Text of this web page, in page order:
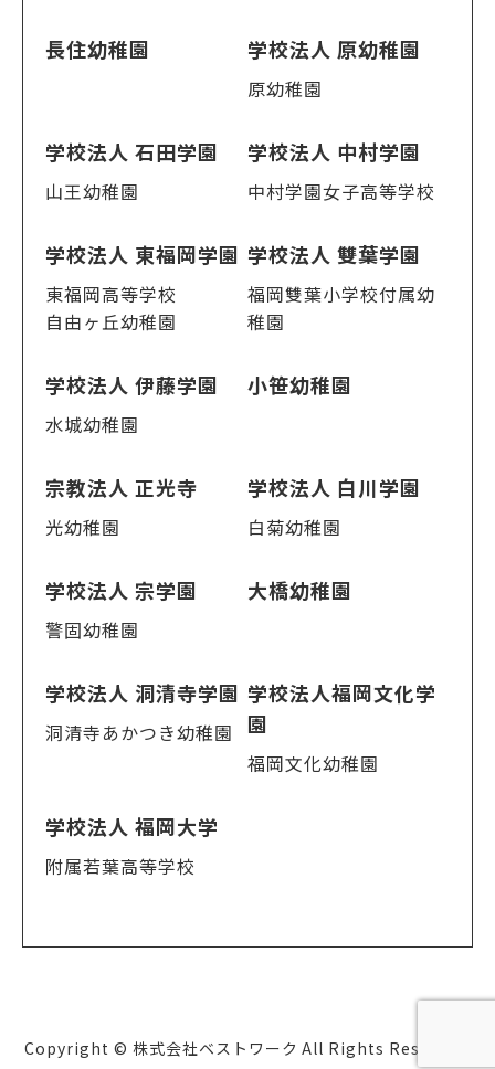
長住幼稚園 学校法人 原幼稚園
原幼稚園
学校法人 石田学園
山王幼稚園
学校法人 中村学園
中村学園女子高等学校
学校法人 東福岡学園
東福岡高等学校
自由ヶ丘幼稚園
学校法人 雙葉学園
福岡雙葉小学校付属幼
稚園
学校法人 伊藤学園
水城幼稚園
小笹幼稚園
宗教法人 正光寺
光幼稚園
学校法人 白川学園
白菊幼稚園
学校法人 宗学園
警固幼稚園
大橋幼稚園
学校法人 洞清寺学園
洞清寺あかつき幼稚園
学校法人福岡文化学
園
福岡文化幼稚園
学校法人 福岡大学
附属若葉高等学校
Copyright © 株式会社ベストワーク All Rights Reserved.